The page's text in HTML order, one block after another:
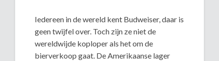
Iedereen in de wereld kent Budweiser, daar is
geen twijfel over. Toch zijn ze niet de
wereldwijde koploper als het om de
bierverkoop gaat. De Amerikaanse lager